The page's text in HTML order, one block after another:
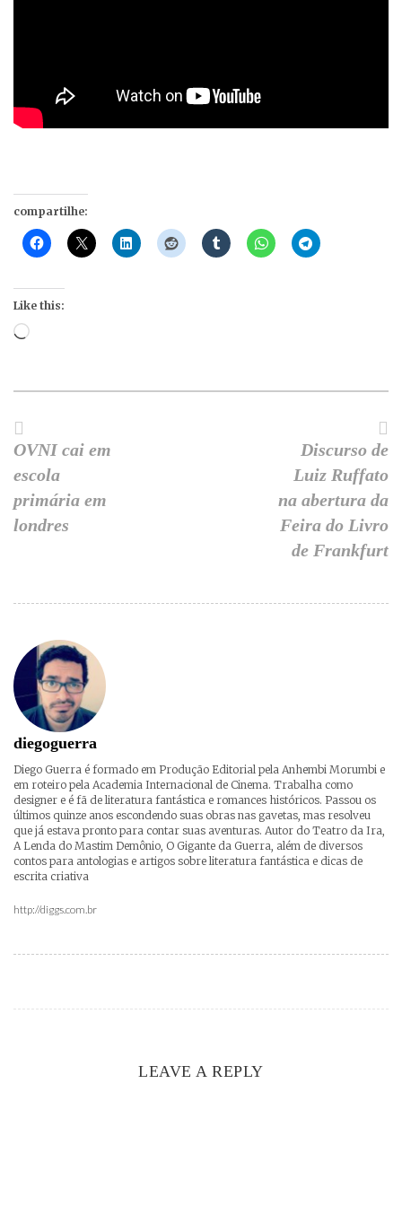
compartilhe:
Like this:
Loading…
OVNI cai em
escola
primária em
londres
Discurso de
Luiz Ruffato
na abertura da
Feira do Livro
de Frankfurt
diegoguerra
Diego Guerra é formado em Produção Editorial pela Anhembi Morumbi e
em roteiro pela Academia Internacional de Cinema. Trabalha como
designer e é fã de literatura fantástica e romances históricos. Passou os
últimos quinze anos escondendo suas obras nas gavetas, mas resolveu
que já estava pronto para contar suas aventuras. Autor do Teatro da Ira,
A Lenda do Mastim Demônio, O Gigante da Guerra, além de diversos
contos para antologias e artigos sobre literatura fantástica e dicas de
escrita criativa
http://diggs.com.br
LEAVE A REPLY